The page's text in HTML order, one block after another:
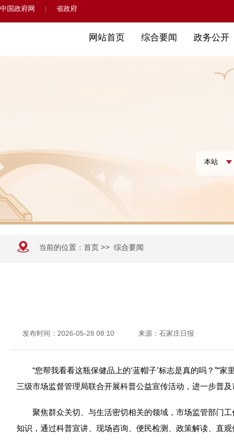
中国政府网 省政府
网站首页 综合要闻 政务公开
当前的位置： 首页 >> 综合要闻
发布时间：2026-05-28 08:10 来源：石家庄日报
“您帮我看看这瓶保健品上的‘蓝帽子’标志是真的吗？”“
三级市场监督管理局联合开展科普公益宣传活动，进一步普及
聚焦群众关切、与生活密切相关的领域，市场监管部门
知识，通过科普宣讲、现场咨询、便民检测、政策解读、直